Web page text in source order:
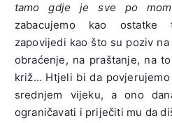
tamo gdje je sve po
zabacujemo kao ostatke
zapovijedi kao što su poziv
obraćenje, na praštanje, na
križ… Htjeli bi da
srednjem vijeku, a ono
ograničavati i priječiti mu da